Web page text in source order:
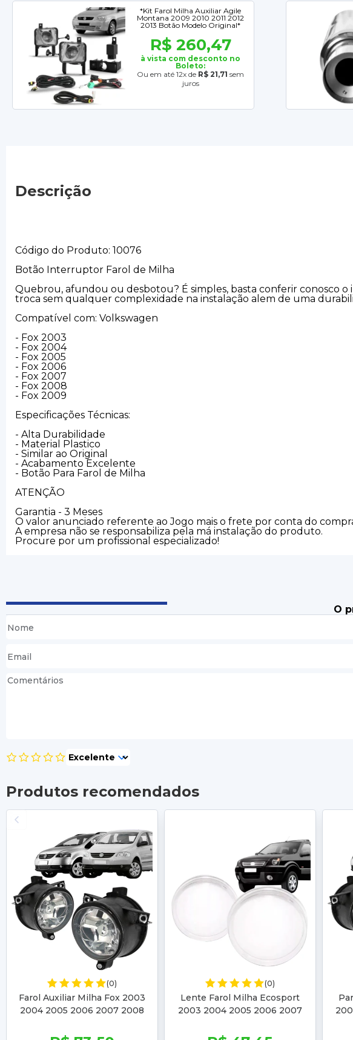
*Kit Farol Milha Auxiliar Agile
Montana 2009 2010 2011 2012
2013 Botão Modelo Original*
R$ 260,47
à vista com desconto no
Boleto:
Ou em até 12x de R$ 21,71 sem
juros
Descrição
Código do Produto: 10076
Botão Interruptor Farol de Milha
Quebrou, afundou ou desbotou? É simples, basta conferir conosco
troca sem qualquer complexidade na instalação alem de uma
Compatível com: Volkswagen
- Fox 2003
- Fox 2004
- Fox 2005
- Fox 2006
- Fox 2007
- Fox 2008
- Fox 2009
Especificações Técnicas:
- Alta Durabilidade
- Material Plastico
- Similar ao Original
- Acabamento Excelente
- Botão Para Farol de Milha
ATENÇÃO
Garantia - 3 Meses
O valor anunciado referente ao Jogo mais o frete por conta do
A empresa não se responsabiliza pela má instalação do produto.
Procure por um profissional especializado!
O
Produtos recomendados
(0)
Farol Auxiliar Milha Fox 2003
2004 2005 2006 2007 2008
2008 2009
(0)
Lente Farol Milha Ecosport
2003 2004 2005 2006 2007
2009